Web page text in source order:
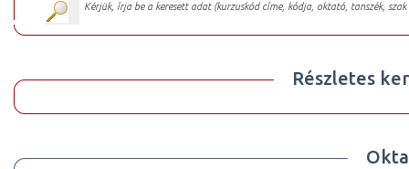
Kérjük, írja be a keresett adat (kurzuskód címe, kódja, oktató, tanszék,
Részletes